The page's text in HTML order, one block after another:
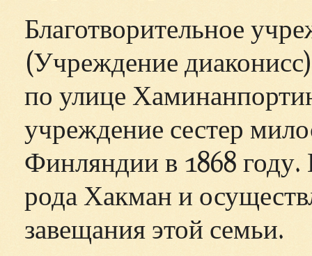
Благотворительное
(Учреждение
по улице
учреждение сестер
Финляндии в 1868
рода Хакман и
завещания этой семьи.